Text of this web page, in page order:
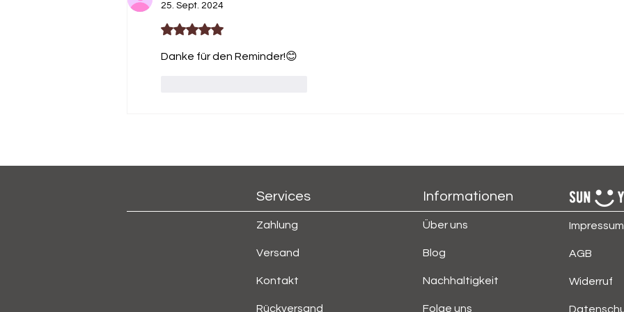
25. Sept. 2024
Mit 5 von 5 Sternen bewertet.
Danke für den Reminder!😊
Services
Zahlung
Versand
Kontakt
Rückversand
Impressum
AGB
Widerruf
Informationen
Über uns
Blog
Nachhaltigkeit
Folge uns